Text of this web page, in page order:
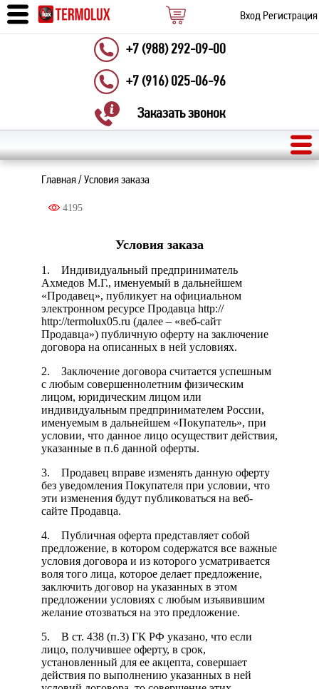
Вход Регистрация
+7 (988) 292-09-00
+7 (916) 025-06-96
Заказать звонок
Главная/ Условия заказа
4195
Условия заказа
1. Индивидуальный предприниматель
Ахмедов М.Г., именуемый в дальнейшем
«Продавец», публикует на официальном
электронном ресурсе Продавца http://
http://termolux05.ru (далее – «веб-сайт
Продавца») публичную оферту на заключение
договора на описанных в ней условиях.
2. Заключение договора считается успешным
с любым совершеннолетним физическим
лицом, юридическим лицом или
индивидуальным предпринимателем России,
именуемым в дальнейшем «Покупатель», при
условии, что данное лицо осуществит действия,
указанные в п.6 данной оферты.
3. Продавец вправе изменять данную оферту
без уведомления Покупателя при условии, что
эти изменения будут публиковаться на веб-
сайте Продавца.
4. Публичная оферта представляет собой
предложение, в котором содержатся все важные
условия договора и из которого усматривается
воля того лица, которое делает предложение,
заключить договор на указанных в этом
предложении условиях с любым изъявившим
желание отозваться на это предложение.
5. В ст. 438 (п.3) ГК РФ указано, что если
лицо, получившее оферту, в срок,
установленный для ее акцепта, совершает
действия по выполнению указанных в ней